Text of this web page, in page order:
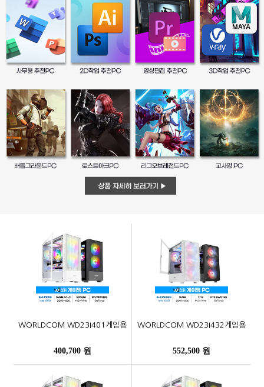
WORLDCOM WD23I401게임용
400,700 원
WORLDCOM WD23I432게임용
552,500 원